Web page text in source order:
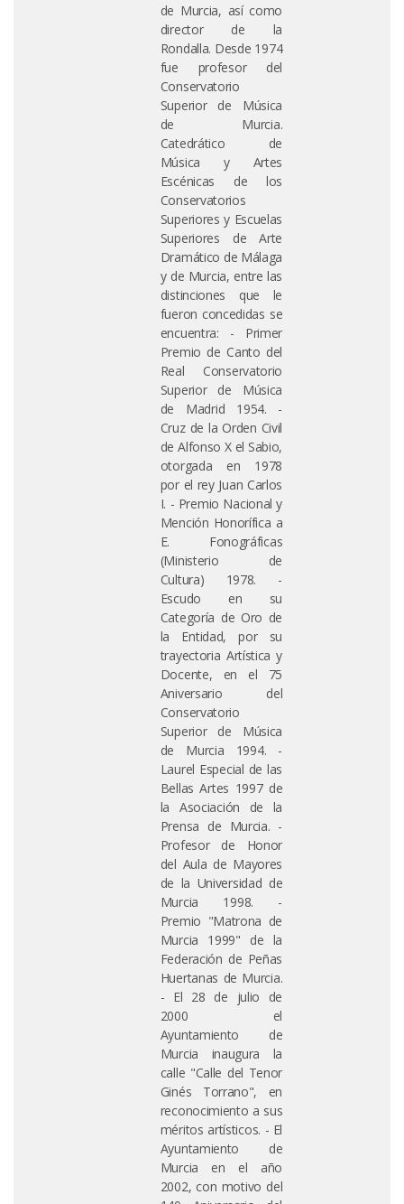
de Murcia, así como
director de la
Rondalla. Desde 1974
fue profesor del
Conservatorio
Superior de Música
de Murcia.
Catedrático de
Música y Artes
Escénicas de los
Conservatorios
Superiores y Escuelas
Superiores de Arte
Dramático de Málaga
y de Murcia, entre las
distinciones que le
fueron concedidas se
encuentra: - Primer
Premio de Canto del
Real Conservatorio
Superior de Música
de Madrid 1954. -
Cruz de la Orden Civil
de Alfonso X el Sabio,
otorgada en 1978
por el rey Juan Carlos
I. - Premio Nacional y
Mención Honorífica a
E. Fonográficas
(Ministerio de
Cultura) 1978. -
Escudo en su
Categoría de Oro de
la Entidad, por su
trayectoria Artística y
Docente, en el 75
Aniversario del
Conservatorio
Superior de Música
de Murcia 1994. -
Laurel Especial de las
Bellas Artes 1997 de
la Asociación de la
Prensa de Murcia. -
Profesor de Honor
del Aula de Mayores
de la Universidad de
Murcia 1998. -
Premio "Matrona de
Murcia 1999" de la
Federación de Peñas
Huertanas de Murcia.
- El 28 de julio de
2000 el
Ayuntamiento de
Murcia inaugura la
calle "Calle del Tenor
Ginés Torrano", en
reconocimiento a sus
méritos artísticos. - El
Ayuntamiento de
Murcia en el año
2002, con motivo del